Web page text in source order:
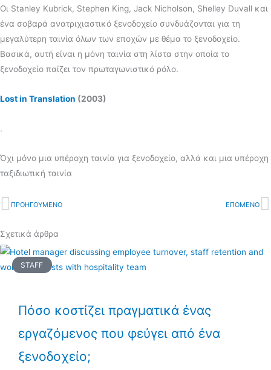
Οι Stanley Kubrick, Stephen King, Jack Nicholson, Shelley Duvall και
ένα σοβαρά ανατριχιαστικό ξενοδοχείο συνδυάζονται για τη
μεγαλύτερη ταινία όλων των εποχών με θέμα το ξενοδοχείο.
Βασικά, αυτή είναι η μόνη ταινία στη λίστα στην οποία το
ξενοδοχείο παίζει τον πρωταγωνιστικό ρόλο.
Lost in Translation (2003)
.
Όχι μόνο μια υπέροχη ταινία για ξενοδοχείο, αλλά και μια υπέροχη
ταξιδιωτική ταινία
Prev
ΠΡΟΗΓΟΥΜΕΝΟ ΕΠΟΜΕΝΟ
Σχετικά άρθρα
STAFF
Πόσο κοστίζει πραγματικά ένας
εργαζόμενος που φεύγει από ένα
ξενοδοχείο;